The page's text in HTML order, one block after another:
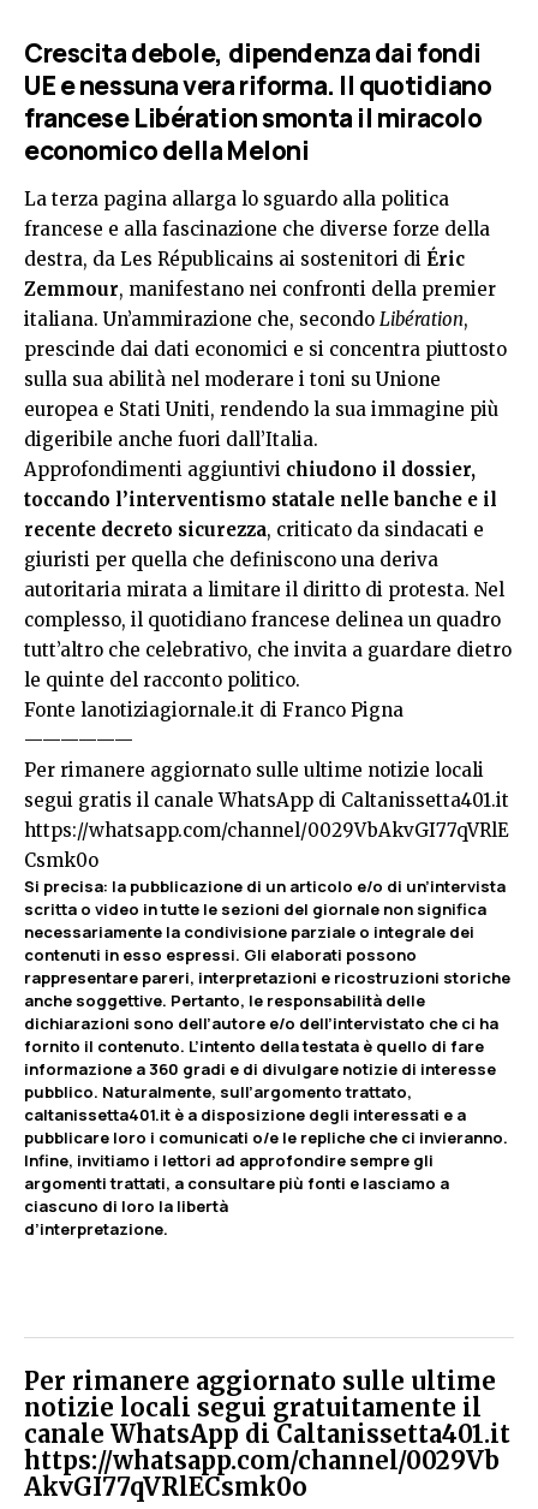
Crescita debole, dipendenza dai fondi
UE e nessuna vera riforma. Il quotidiano
francese Libération smonta il miracolo
economico della Meloni
La terza pagina allarga lo sguardo alla politica
francese e alla fascinazione che diverse forze della
destra, da Les Républicains ai sostenitori di Éric
Zemmour, manifestano nei confronti della premier
italiana. Un’ammirazione che, secondo Libération,
prescinde dai dati economici e si concentra piuttosto
sulla sua abilità nel moderare i toni su Unione
europea e Stati Uniti, rendendo la sua immagine più
digeribile anche fuori dall’Italia.
Approfondimenti aggiuntivi chiudono il dossier,
toccando l’interventismo statale nelle banche e il
recente decreto sicurezza, criticato da sindacati e
giuristi per quella che definiscono una deriva
autoritaria mirata a limitare il diritto di protesta. Nel
complesso, il quotidiano francese delinea un quadro
tutt’altro che celebrativo, che invita a guardare dietro
le quinte del racconto politico.
Fonte lanotiziagiornale.it di Franco Pigna
——————
Per rimanere aggiornato sulle ultime notizie locali
segui gratis il canale WhatsApp di Caltanissetta401.it
https://whatsapp.com/channel/0029VbAkvGI77qVRlE
Csmk0o
Si precisa: la pubblicazione di un articolo e/o di un’intervista
scritta o video in tutte le sezioni del giornale non significa
necessariamente la condivisione parziale o integrale dei
contenuti in esso espressi. Gli elaborati possono
rappresentare pareri, interpretazioni e ricostruzioni storiche
anche soggettive. Pertanto, le responsabilità delle
dichiarazioni sono dell’autore e/o dell’intervistato che ci ha
fornito il contenuto. L’intento della testata è quello di fare
informazione a 360 gradi e di divulgare notizie di interesse
pubblico. Naturalmente, sull’argomento trattato,
caltanissetta401.it è a disposizione degli interessati e a
pubblicare loro i comunicati o/e le repliche che ci invieranno.
Infine, invitiamo i lettori ad approfondire sempre gli
argomenti trattati, a consultare più fonti e lasciamo a
ciascuno di loro la libertà
d’interpretazione.
Per rimanere aggiornato sulle ultime
notizie locali segui gratuitamente il
canale WhatsApp di Caltanissetta401.it
https://whatsapp.com/channel/0029Vb
AkvGI77qVRlECsmk0o